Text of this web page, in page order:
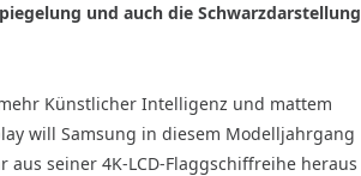
und auch die Schwarzdarstellung
Künstlicher Intelligenz und mattem
will Samsung in diesem Modelljahrgang
aus seiner 4K-LCD-Flaggschiffreihe heraus